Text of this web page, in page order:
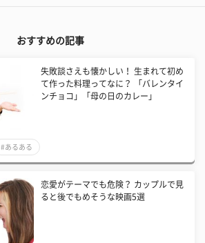
おすすめの記事
失敗談さえも懐かしい！ 生まれて初め
て作った料理ってなに？ 「バレンタイ
ンチョコ」「母の日のカレー」
#あるある
恋愛がテーマでも危険？ カップルで見
ると後でもめそうな映画5選